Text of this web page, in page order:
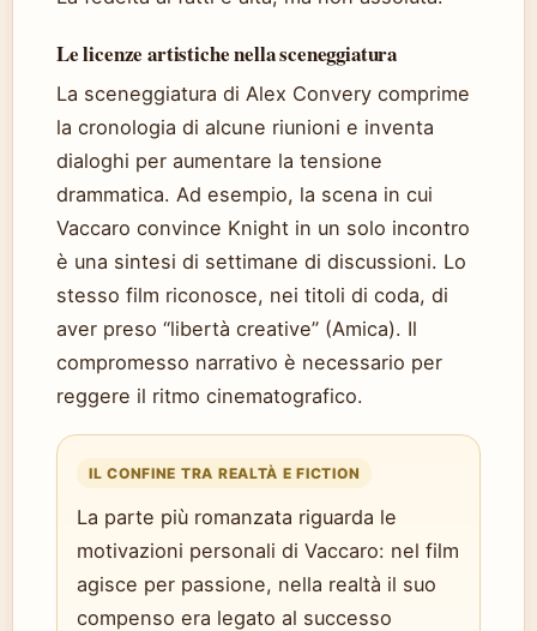
Le licenze artistiche nella sceneggiatura
La sceneggiatura di Alex Convery comprime
la cronologia di alcune riunioni e inventa
dialoghi per aumentare la tensione
drammatica. Ad esempio, la scena in cui
Vaccaro convince Knight in un solo incontro
è una sintesi di settimane di discussioni. Lo
stesso film riconosce, nei titoli di coda, di
aver preso “libertà creative” (Amica). Il
compromesso narrativo è necessario per
reggere il ritmo cinematografico.
IL CONFINE TRA REALTÀ E FICTION
La parte più romanzata riguarda le
motivazioni personali di Vaccaro: nel film
agisce per passione, nella realtà il suo
compenso era legato al successo